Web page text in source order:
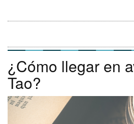
¿Cómo llegar en
Tao?